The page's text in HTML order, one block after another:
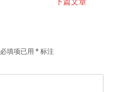
必填项已用*标注